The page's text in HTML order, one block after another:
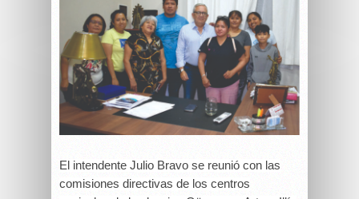
El intendente Julio Bravo se reunió con las
comisiones directivas de los centros